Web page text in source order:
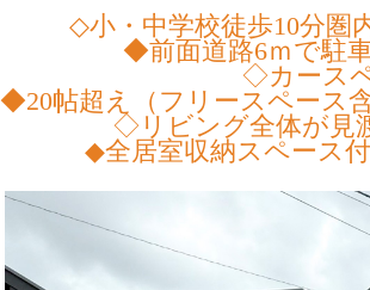
◇小・中学校徒歩10分圏
◆前面道路6ｍで駐
◇カース
◆20帖超え（フリースペース
◇リビング全体が見
◆全居室収納スペース